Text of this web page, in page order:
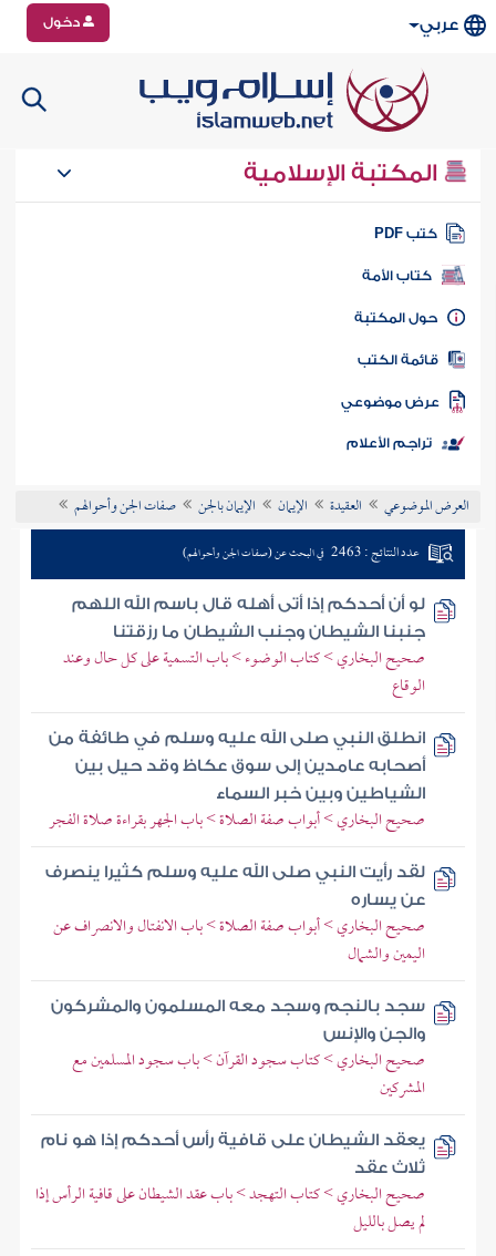
عربي دخول
المكتبة الإسلامية
كتب PDF
كتاب الأمة
المكتبة
الكتب
موضوعي
تراجم الأعلام
العرض الموضوعي العقيدة الإيمان الإيمان بالجن صفات الجن وأحوالهم
عدد النتائج : 2463 في البحث عن (صفات الجن وأحوالهم)
لو أن أحدكم إذا أتى أهله قال باسم الله اللهم
جنبنا الشيطان وجنب الشيطان ما رزقتنا
صحيح البخاري > كتاب الوضوء > باب التسمية على كل حال وعند
الوقاع
انطلق النبي صلى الله عليه وسلم في طائفة من
أصحابه عامدين إلى سوق عكاظ وقد حيل بين
الشياطين وبين خبر السماء
صحيح البخاري > أبواب صفة الصلاة > باب الجهر بقراءة صلاة الفجر
لقد رأيت النبي صلى الله عليه وسلم كثيرا ينصرف
عن يساره
صحيح البخاري > أبواب صفة الصلاة > باب الانفتال والانصراف عن
اليمين والشمال
سجد بالنجم وسجد معه المسلمون والمشركون
والجن والإنس
صحيح البخاري > كتاب سجود القرآن > باب سجود المسلمين مع
المشركين
يعقد الشيطان على قافية رأس أحدكم إذا هو نام
ثلاث عقد
صحيح البخاري > كتاب التهجد > باب عقد الشيطان على قافية الرأس إذا
لم يصل بالليل